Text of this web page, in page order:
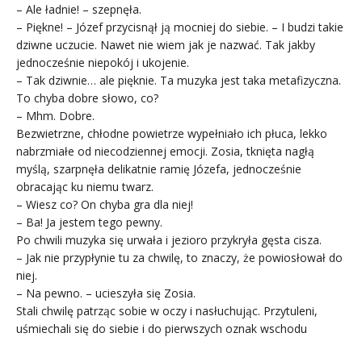
– Ale ładnie! – szepnęła.
– Piękne! – Józef przycisnął ją mocniej do siebie. – I budzi takie
dziwne uczucie. Nawet nie wiem jak je nazwać. Tak jakby
jednocześnie niepokój i ukojenie.
– Tak dziwnie… ale pięknie. Ta muzyka jest taka metafizyczna.
To chyba dobre słowo, co?
– Mhm. Dobre.
Bezwietrzne, chłodne powietrze wypełniało ich płuca, lekko
nabrzmiałe od niecodziennej emocji. Zosia, tknięta nagłą
myślą, szarpnęła delikatnie ramię Józefa, jednocześnie
obracając ku niemu twarz.
– Wiesz co? On chyba gra dla niej!
– Ba! Ja jestem tego pewny.
Po chwili muzyka się urwała i jezioro przykryła gęsta cisza.
– Jak nie przypłynie tu za chwilę, to znaczy, że powiosłował do
niej.
– Na pewno. – ucieszyła się Zosia.
Stali chwilę patrząc sobie w oczy i nasłuchując. Przytuleni,
uśmiechali się do siebie i do pierwszych oznak wschodu